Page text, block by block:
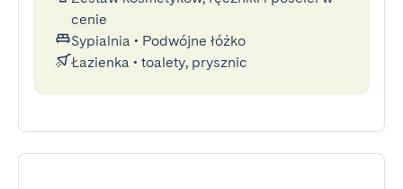
cenie
Sypialnia • Podwójne łóżko
Łazienka • toalety, prysznic